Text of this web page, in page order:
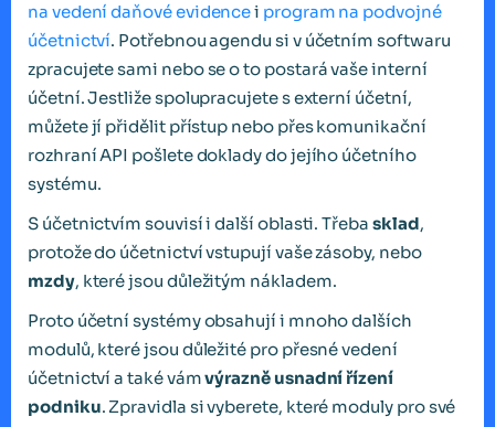
na vedení daňové evidencei program na podvojné
účetnictví. Potřebnou agendu si v účetním softwaru
zpracujete sami nebo se o to postará vaše interní
účetní. Jestliže spolupracujete s externí účetní,
můžete jí přidělit přístup nebo přes komunikační
rozhraní API pošlete doklady do jejího účetního
systému.
S účetnictvím souvisí i další oblasti. Třeba sklad,
protože do účetnictví vstupují vaše zásoby, nebo
mzdy, které jsou důležitým nákladem.
Proto účetní systémy obsahují i mnoho dalších
modulů, které jsou důležité pro přesné vedení
účetnictví a také vámvýrazně usnadní řízení
podniku. Zpravidla si vyberete, které moduly pro své